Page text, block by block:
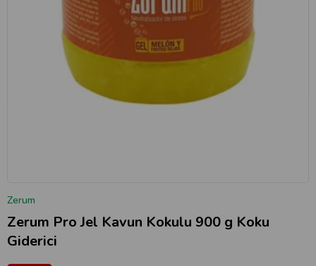
Zerum
Zerum Pro Jel Kavun Kokulu 900 g Koku
Giderici